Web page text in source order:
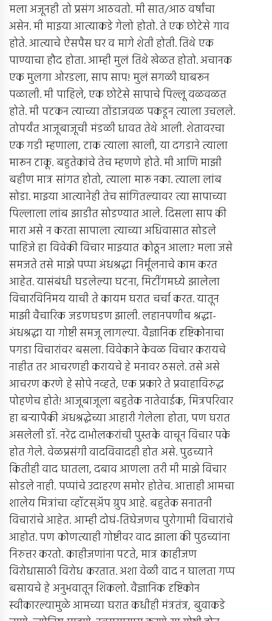
मला अजूनही तो प्रसंग आठवतो. मी सात/आठ वर्षांचा
असेन. मी माझ्या आत्याकडे गेलो होतो. ते एक छोटेसे गाव
होते. आत्याचे ऐसपैस घर व मागे शेती होती. तिथे एक
पाण्याचा हौद होता. आम्ही मुलं तिथे खेळत होतो. अचानक
एक मुलगा ओरडला, साप साप! मुलं सगळी घाबरून
पळाली. मी पाहिले, एक छोटेसे सापाचे पिल्लू वळवळत
होते. मी पटकन त्याच्या तोंडाजवळ पकडून त्याला उचलले.
तोपर्यंत आजूबाजूची मंडळी धावत तेथे आली. शेतावरचा
एक गडी म्हणाला, टाक त्याला खाली, या दगडाने त्याला
मारून टाकू. बहुतेकांचे तेच म्हणणे होते. मी आणि माझी
बहीण मात्र सांगत होतो, त्याला मारू नका. त्याला लांब
सोडा. माझ्या आत्यानेही तेच सांगितल्यावर त्या सापाच्या
पिल्लाला लांब झाडीत सोडण्यात आले. दिसला साप की
मारा असे न करता सापाला त्याच्या अधिवासात सोडले
पाहिजे हा विवेकी विचार माझ्यात कोठून आला? मला जसे
समजते तसे माझे पप्पा अंधश्रद्धा निर्मूलनाचे काम करत
आहेत. यासंबंधी घडलेल्या घटना, मिटींगमध्ये झालेला
विचारविनिमय याची ते कायम घरात चर्चा करत. यातून
माझी वैचारिक जडणघडण झाली. लहानपणीच श्रद्धा-
अंधश्रद्धा या गोष्टी समजू लागल्या. वैज्ञानिक दृष्टिकोनाचा
पगडा विचारांवर बसला. विवेकाने केवळ विचार करायचे
नाहीत तर आचरणही करायचे हे मनावर ठसले. तसे असे
आचरण करणे हे सोपे नव्हते, एक प्रकारे ते प्रवाहाविरुद्ध
पोहणेच होते! आजूबाजूला बहुतेक नातेवाईक, मित्रपरिवार
हा बर्‍यापैकी अंधश्रद्धेच्या आहारी गेलेला होता, पण घरात
असलेली डॉ. नरेंद्र दाभोलकरांची पुस्तके वाचून विचार पके
होत गेले. वेळप्रसंगी वादविवादही होत असे. पुढच्याने
कितीही वाद घातला, दबाव आणला तरी मी माझे विचार
सोडले नाही. पप्पांचे उदाहरण समोर होतेच. आत्ताही आमचा
शालेय मित्रांचा व्हॉटस्अ‍ॅप ग्रुप आहे. बहुतेक सनातनी
विचारांचे आहेत. आम्ही दोघं-तिघेजणच पुरोगामी विचारांचे
आहोत. पण कोणत्याही गोष्टीवर वाद झाला की पुढच्यांना
निरुत्तर करतो. काहीजणांना पटते, मात्र काहीजण
विरोधासाठी विरोध करतात. अशा वेळी वाद न घालता गप्प
बसायचे हे अनुभवातून शिकलो. वैज्ञानिक दृष्टिकोन
स्वीकारल्यामुळे आमच्या घरात कधीही मंत्रतंत्र, बुवाकडे